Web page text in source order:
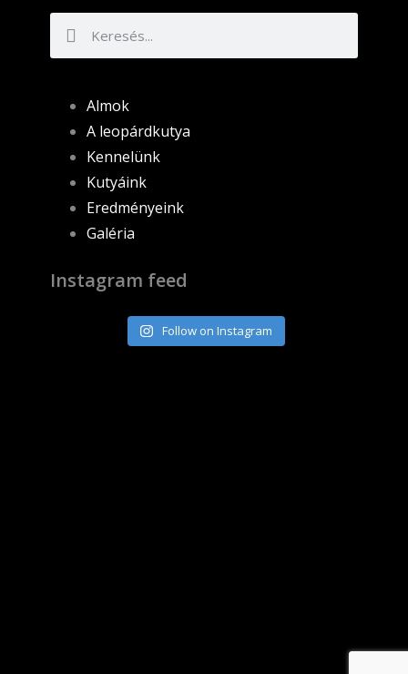
Almok
A leopárdkutya
Kennelünk
Kutyáink
Eredményeink
Galéria
Instagram feed
Follow on Instagram